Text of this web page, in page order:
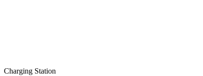
Charging Station